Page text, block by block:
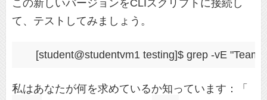
この新しいバージョンをCLIスクリプトに接続し
て、テストしてみましょう。
私はあなたが何を求めているか知っています：「